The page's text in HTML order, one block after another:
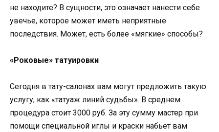
не находите? В сущности, это означает нанести себе
увечье, которое может иметь неприятные
последствия. Может, есть более «мягкие» способы?
«Роковые» татуировки
Сегодня в тату-салонах вам могут предложить такую
услугу, как «татуаж линий судьбы». В среднем
процедура стоит 3000 руб. За эту сумму мастер при
помощи специальной иглы и краски набьет вам